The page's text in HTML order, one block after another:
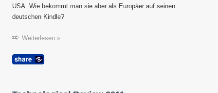
USA. Wie bekommt man sie aber als Europäer auf seinen
deutschen Kindle?
Weiterlesen »